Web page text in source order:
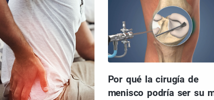
Por qué la cirugía de
menisco podría ser su